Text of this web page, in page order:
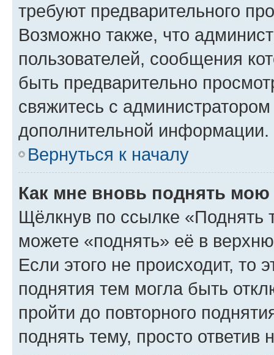
требуют предварительного
Возможно также, что
пользователей, сообщения
быть предварительно
свяжитесь с
дополнительной информации.
Вернуться к началу
Как мне вновь поднять мою
Щёлкнув по ссылке «Поднять
можете «поднять» её в
Если этого не происходит, то
поднятия тем могла быть
пройти до повторного
поднять тему, просто ответив